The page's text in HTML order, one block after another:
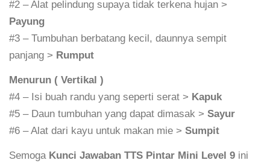
#2 – Alat pelindung supaya tidak terkena hujan >
Payung
#3 – Tumbuhan berbatang kecil, daunnya sempit
panjang > Rumput
Menurun ( Vertikal )
#4 – Isi buah randu yang seperti serat > Kapuk
#5 – Daun tumbuhan yang dapat dimasak > Sayur
#6 – Alat dari kayu untuk makan mie > Sumpit
Semoga Kunci Jawaban TTS Pintar Mini Level 9 ini